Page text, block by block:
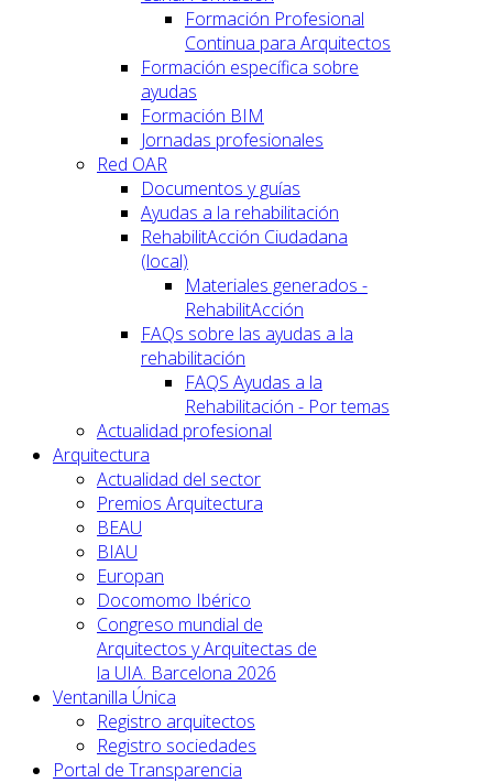
Formación Profesional
Continua para Arquitectos
Formación específica sobre
ayudas
Formación BIM
Jornadas profesionales
Red OAR
Documentos y guías
Ayudas a la rehabilitación
RehabilitAcción Ciudadana
(local)
Materiales generados -
RehabilitAcción
FAQs sobre las ayudas a la
rehabilitación
FAQS Ayudas a la
Rehabilitación - Por temas
Actualidad profesional
Arquitectura
Actualidad del sector
Premios Arquitectura
BEAU
BIAU
Europan
Docomomo Ibérico
Congreso mundial de
Arquitectos y Arquitectas de
la UIA. Barcelona 2026
Ventanilla Única
Registro arquitectos
Registro sociedades
Portal de Transparencia